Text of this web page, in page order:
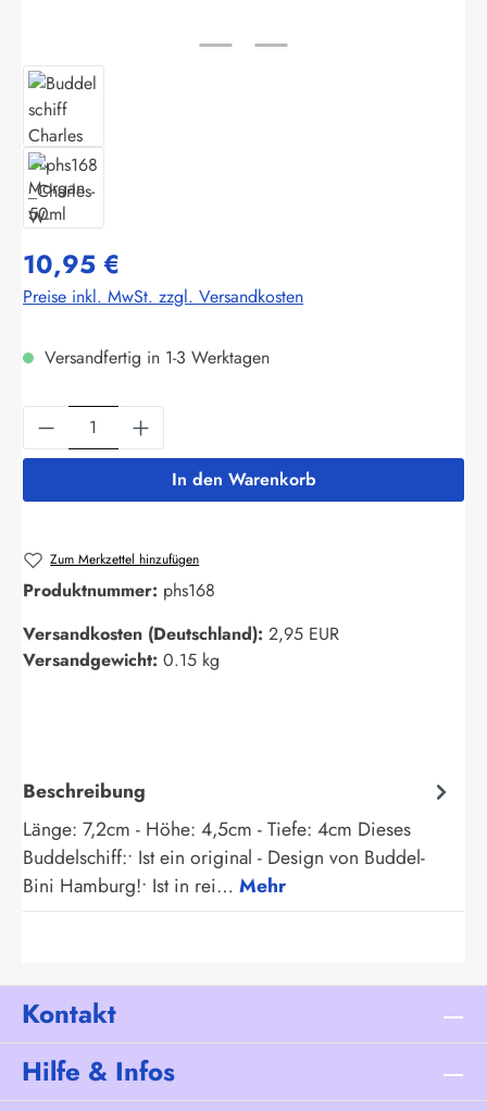
10,95 €
Preise inkl. MwSt. zzgl. Versandkosten
Versandfertig in 1-3 Werktagen
Produkt Anzahl: Gib den gewünschten
In den Warenkorb
Zum Merkzettel hinzufügen
Produktnummer: phs168
Versandkosten (Deutschland): 2,95 EUR
Versandgewicht: 0.15 kg
Beschreibung
Länge: 7,2cm - Höhe: 4,5cm - Tiefe: 4cm Dieses
Buddelschiff:• Ist ein original - Design von Buddel-
Bini Hamburg!• Ist in rei… Mehr
Kontakt
Hilfe & Infos